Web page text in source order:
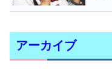
アーカイブ